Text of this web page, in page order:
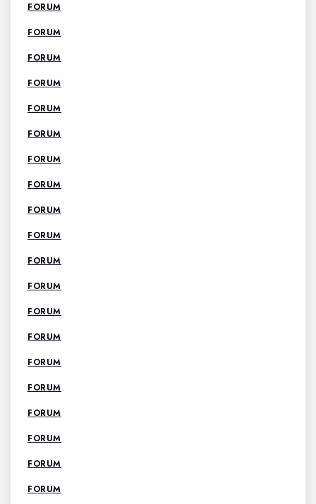
FORUM
FORUM
FORUM
FORUM
FORUM
FORUM
FORUM
FORUM
FORUM
FORUM
FORUM
FORUM
FORUM
FORUM
FORUM
FORUM
FORUM
FORUM
FORUM
FORUM